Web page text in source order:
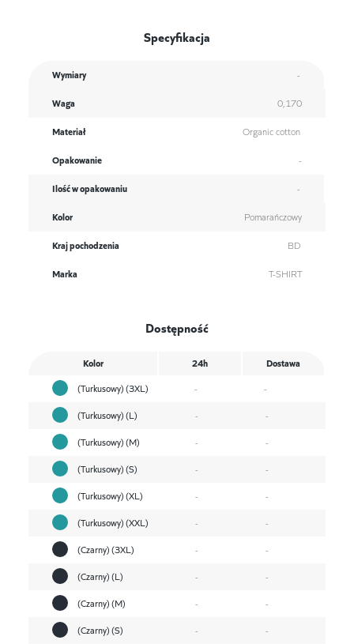
Specyfikacja
Wymiary -
Waga 0,170
Materiał Organic cotton
Opakowanie -
Ilość w opakowaniu -
Kolor Pomarańczowy
Kraj pochodzenia BD
Marka T-SHIRT
Dostępność
Kolor 24h
Dostawa
(Turkusowy) (3XL)
-
-
(Turkusowy) (L)
-
-
(Turkusowy) (M)
-
-
(Turkusowy) (S)
-
-
(Turkusowy) (XL)
-
-
(Turkusowy) (XXL)
-
-
(Czarny) (3XL)
-
-
(Czarny) (L)
-
-
(Czarny) (M)
-
-
(Czarny) (S)
-
-